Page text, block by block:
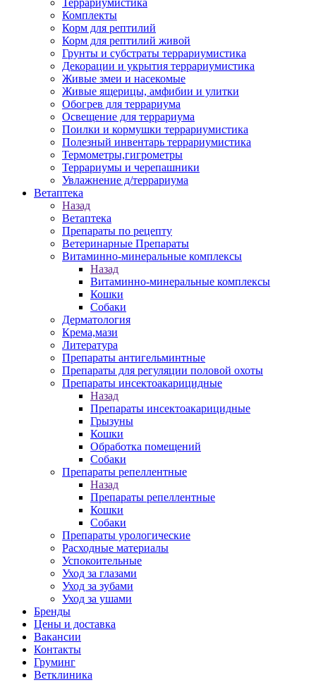
Террариумистика
Комплекты
Корм для рептилий
Корм для рептилий живой
Грунты и субстраты террариумистика
Декорации и укрытия террариумистика
Живые змеи и насекомые
Живые ящерицы, амфибии и улитки
Обогрев для террариума
Освещение для террариума
Поилки и кормушки террариумистика
Полезный инвентарь террариумистика
Термометры,гигрометры
Террариумы и черепашники
Увлажнение д/террариума
Ветаптека
Назад
Ветаптека
Препараты по рецепту
Ветеринарные Препараты
Витаминно-минеральные комплексы
Назад
Витаминно-минеральные комплексы
Кошки
Собаки
Дерматология
Крема,мази
Литература
Препараты антигельминтные
Препараты для регуляции половой охоты
Препараты инсектоакарицидные
Назад
Препараты инсектоакарицидные
Грызуны
Кошки
Обработка помещений
Собаки
Препараты репеллентные
Назад
Препараты репеллентные
Кошки
Собаки
Препараты урологические
Расходные материалы
Успокоительные
Уход за глазами
Уход за зубами
Уход за ушами
Бренды
Цены и доставка
Вакансии
Контакты
Груминг
Ветклиника